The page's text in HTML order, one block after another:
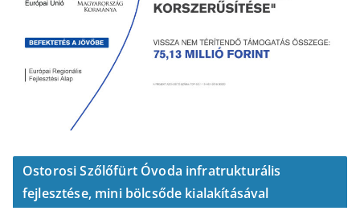
Ostorosi Szőlőfürt Óvoda infratrukturális
fejlesztése, mini bölcsőde kialakításával